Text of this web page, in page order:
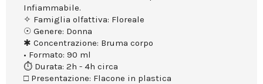
Infiammabile.
✧ Famiglia olfattiva: Floreale
☉ Genere: Donna
✱ Concentrazione: Bruma corpo
• Formato: 90 ml
⏱ Durata: 2h - 4h circa
□ Presentazione: Flacone in plastica